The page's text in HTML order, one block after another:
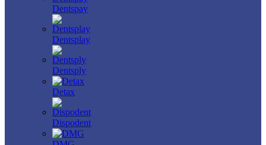
Dentspay
Dentsplay
Dentsply
Detax
Dispodent